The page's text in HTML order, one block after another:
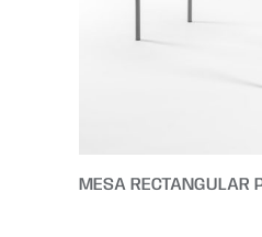
MESA RECTANGULAR